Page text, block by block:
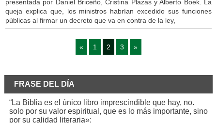
presentada por Daniel Briceño, Cristina Plazas y Alberto Boek. La
queja explica que, los ministros habrían excedido sus funciones
públicas al firmar un decreto que va en contra de la ley,
« 1 2 3 »
FRASE DEL DÍA
“La Biblia es el único libro imprescindible que hay, no.
solo por su valor espiritual, que es lo más importante, sino
por su calidad literaria»: